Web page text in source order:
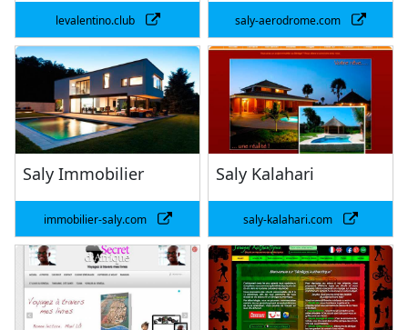
levalentino.club saly-aerodrome.com
Saly Immobilier
immobilier-saly.com
Saly Kalahari
saly-kalahari.com